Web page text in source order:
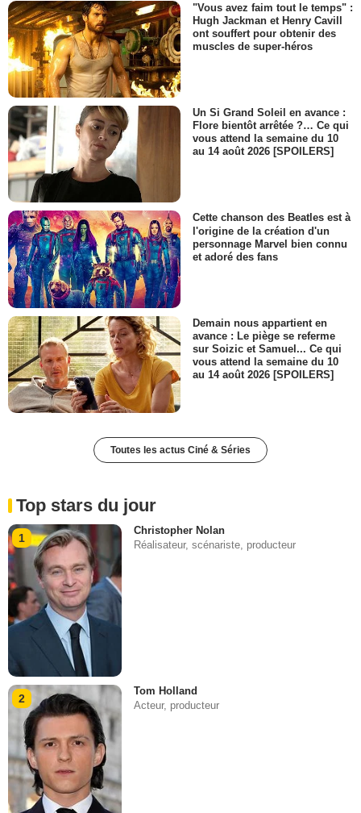
"Vous avez faim tout le temps" :
Hugh Jackman et Henry Cavill
ont souffert pour obtenir des
muscles de super-héros
Un Si Grand Soleil en avance :
Flore bientôt arrêtée ?… Ce qui
vous attend la semaine du 10
au 14 août 2026 [SPOILERS]
Cette chanson des Beatles est à
l'origine de la création d'un
personnage Marvel bien connu
et adoré des fans
Demain nous appartient en
avance : Le piège se referme
sur Soizic et Samuel... Ce qui
vous attend la semaine du 10
au 14 août 2026 [SPOILERS]
Toutes les actus Ciné & Séries
Top stars du jour
1
Christopher Nolan
Réalisateur, scénariste, producteur
2
Tom Holland
Acteur, producteur